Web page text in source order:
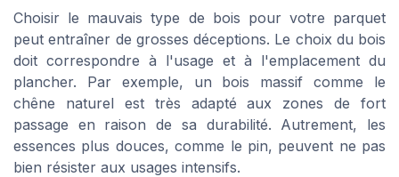
Choisir le mauvais type de bois pour votre parquet
peut entraîner de grosses déceptions. Le choix du bois
doit correspondre à l'usage et à l'emplacement du
plancher. Par exemple, un bois massif comme le
chêne naturel est très adapté aux zones de fort
passage en raison de sa durabilité. Autrement, les
essences plus douces, comme le pin, peuvent ne pas
bien résister aux usages intensifs.